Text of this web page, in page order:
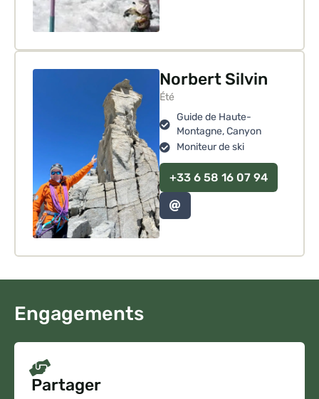
Norbert Silvin
Été
Guide de Haute-
Montagne, Canyon
Moniteur de ski
+33 6 58 16 07 94
Engagements
Partager